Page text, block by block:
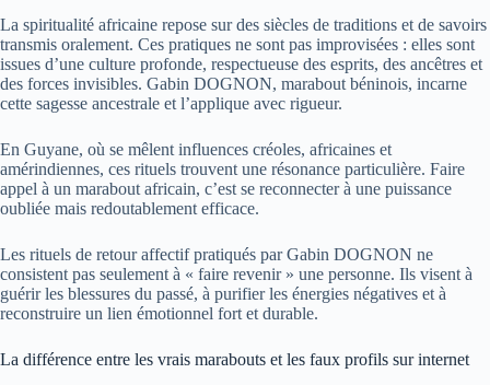
La spiritualité africaine repose sur des siècles de traditions et de savoirs
transmis oralement. Ces pratiques ne sont pas improvisées : elles sont
issues d’une culture profonde, respectueuse des esprits, des ancêtres et
des forces invisibles. Gabin DOGNON, marabout béninois, incarne
cette sagesse ancestrale et l’applique avec rigueur.
En Guyane, où se mêlent influences créoles, africaines et
amérindiennes, ces rituels trouvent une résonance particulière. Faire
appel à un marabout africain, c’est se reconnecter à une puissance
oubliée mais redoutablement efficace.
Les rituels de retour affectif pratiqués par Gabin DOGNON ne
consistent pas seulement à « faire revenir » une personne. Ils visent à
guérir les blessures du passé, à purifier les énergies négatives et à
reconstruire un lien émotionnel fort et durable.
La différence entre les vrais marabouts et les faux profils sur internet